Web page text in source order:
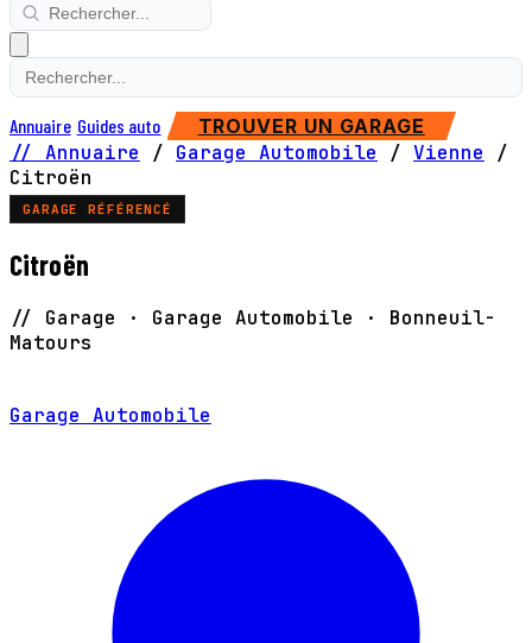
Annuaire Guides auto TROUVER UN GARAGE
// Annuaire / Garage Automobile / Vienne
/
Citroën
GARAGE RÉFÉRENCÉ
Citroën
// Garage · Garage Automobile · Bonneuil-
Matours
Garage Automobile